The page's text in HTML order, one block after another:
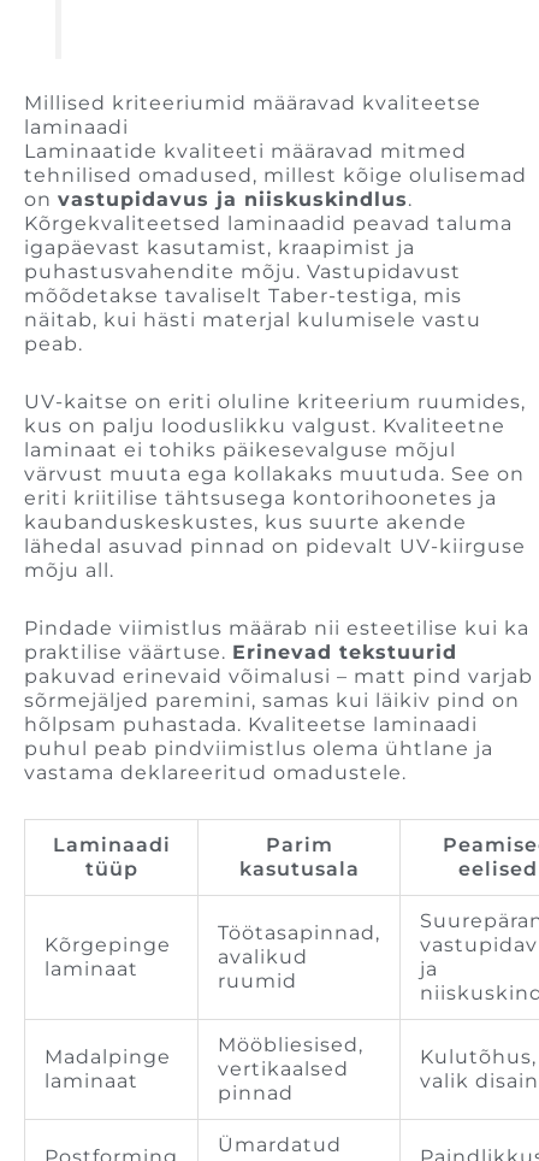
Millised kriteeriumid määravad kvaliteetse
laminaadi
Laminaatide kvaliteeti määravad mitmed
tehnilised omadused, millest kõige olulisemad
on vastupidavus ja niiskuskindlus.
Kõrgekvaliteetsed laminaadid peavad taluma
igapäevast kasutamist, kraapimist ja
puhastusvahendite mõju. Vastupidavust
mõõdetakse tavaliselt Taber-testiga, mis
näitab, kui hästi materjal kulumisele vastu
peab.
UV-kaitse on eriti oluline kriteerium ruumides,
kus on palju looduslikku valgust. Kvaliteetne
laminaat ei tohiks päikesevalguse mõjul
värvust muuta ega kollakaks muutuda. See on
eriti kriitilise tähtsusega kontorihoonetes ja
kaubanduskeskustes, kus suurte akende
lähedal asuvad pinnad on pidevalt UV-kiirguse
mõju all.
Pindade viimistlus määrab nii esteetilise kui ka
praktilise väärtuse. Erinevad tekstuurid
pakuvad erinevaid võimalusi – matt pind varjab
sõrmejäljed paremini, samas kui läikiv pind on
hõlpsam puhastada. Kvaliteetse laminaadi
puhul peab pindviimistlus olema ühtlane ja
vastama deklareeritud omadustele.
Laminaadi
tüüp
Parim
kasutusala
eelised
Kõrgepinge
laminaat
Töötasapinnad,
avalikud
ruumid
ja
Madalpinge
laminaat
Mööbliesised,
vertikaalsed
pinnad
valik
Postforming
Ümardatud